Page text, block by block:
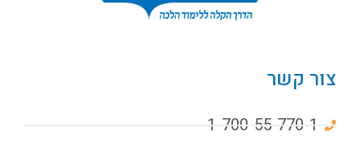
צור קשר
1-700-55-770-1